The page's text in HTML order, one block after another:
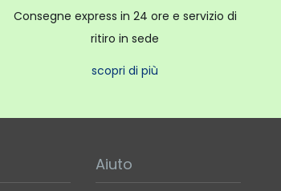
Consegne express in 24 ore e servizio di
ritiro in sede
scopri di più
Aiuto